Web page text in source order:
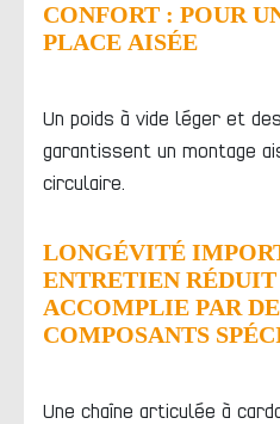
CONFORT : POUR
PLACE AISÉE
Un poids à vide léger et
garantissent un montage
circulaire.
LONGÉVITÉ
ENTRETIEN
ACCOMPLIE PAR
COMPOSANTS
Une chaîne articulée à